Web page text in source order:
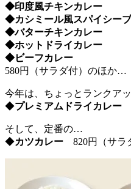
◆印度風チキンカレー
◆カシミール風スパイシー
◆バターチキンカレー
◆ホットドライカレー
◆ビーフカレー
580円（サラダ付）のほか…
今年は、ちょっとランクア
◆プレミアムドライカレー
そして、定番の…
◆カツカレー 820円（サラ